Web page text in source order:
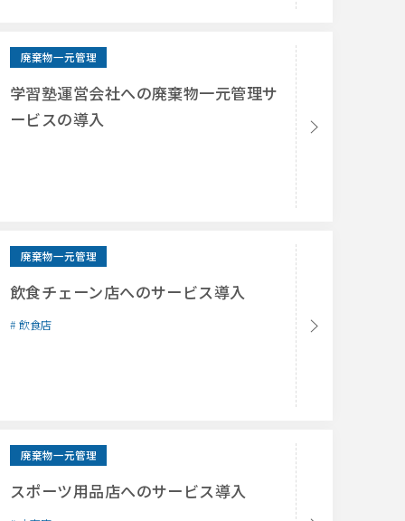
廃棄物一元管理
学習塾運営会社への廃棄物一元管理サ
ービスの導入
廃棄物一元管理
飲食チェーン店へのサービス導入
飲食店
廃棄物一元管理
スポーツ用品店へのサービス導入